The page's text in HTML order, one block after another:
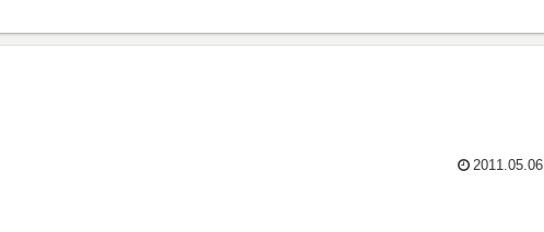
2011.05.06